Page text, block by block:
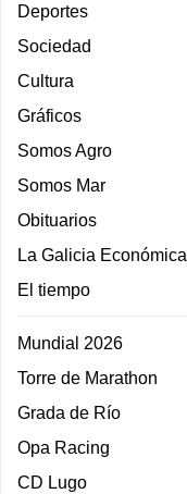
Deportes
Sociedad
Cultura
Gráficos
Somos Agro
Somos Mar
Obituarios
La Galicia Económica
El tiempo
Mundial 2026
Torre de Marathon
Grada de Río
Opa Racing
CD Lugo